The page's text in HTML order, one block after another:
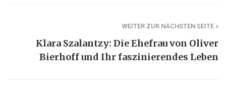
WEITER ZUR NÄCHSTEN SEITE »
Klara Szalantzy: Die Ehefrau von Oliver
Bierhoff und Ihr faszinierendes Leben